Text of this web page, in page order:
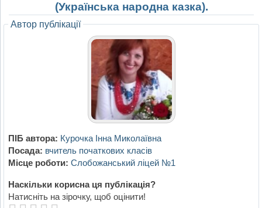
(Українська народна казка).
Автор публікації
ПІБ автора: Курочка Інна Миколаївна
Посада: вчитель початкових класів
Місце роботи: Слобожанський ліцей №1
Наскільки корисна ця публікація?
Натисніть на зірочку, щоб оцінити!